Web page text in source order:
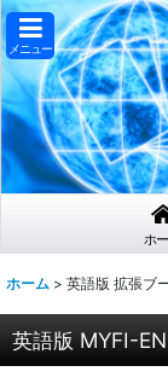
メニュー
ホ
ホーム > 英語版 拡張ブ
英語版 MYFI-